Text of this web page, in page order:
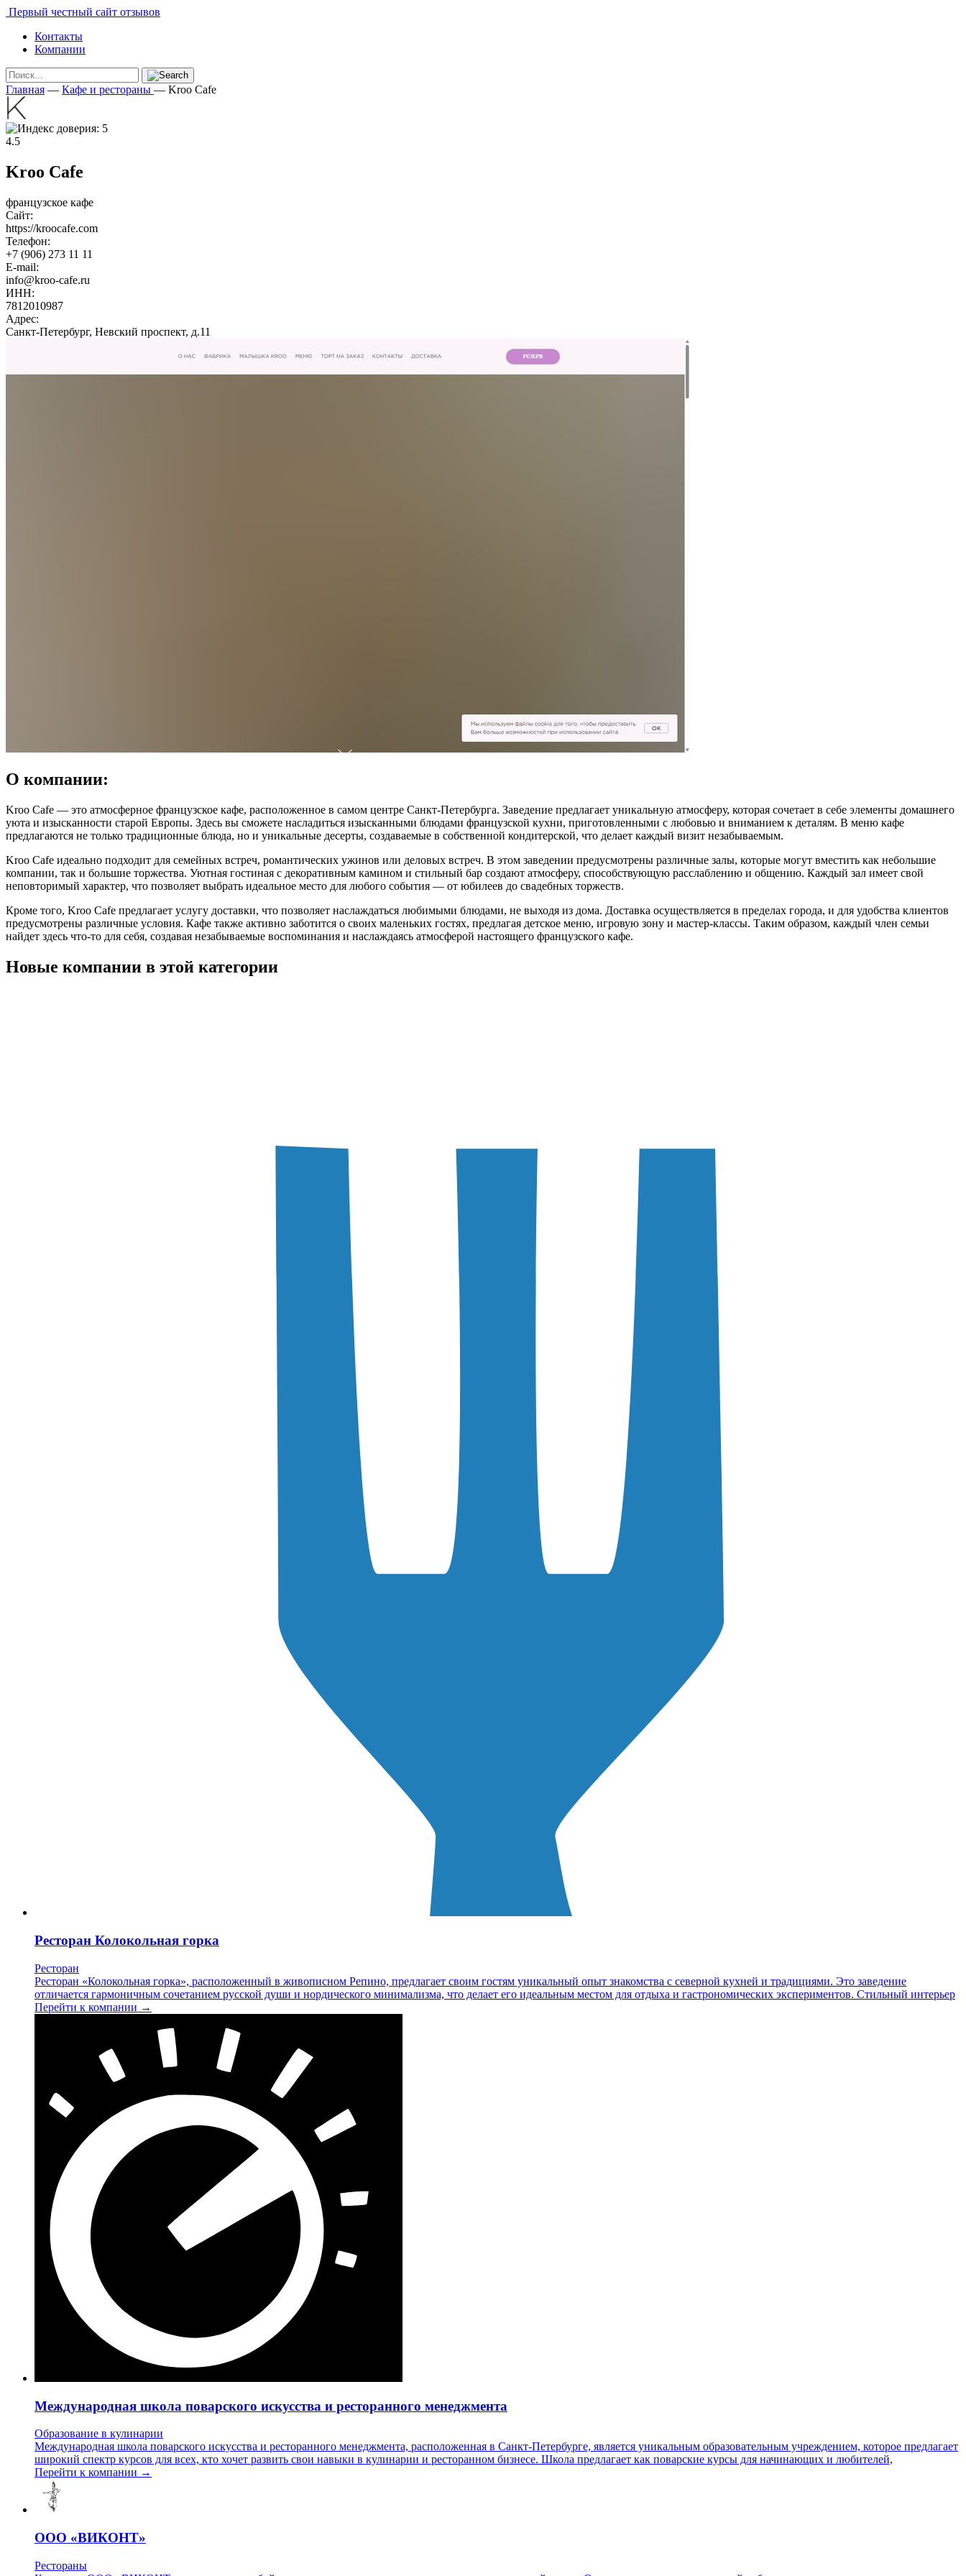
Первый честный сайт отзывов
Контакты
Компании
Главная — Кафе и рестораны — Kroo Cafe
4.5
Kroo Cafe
французское кафе
Сайт:
https://kroocafe.com
Телефон:
+7 (906) 273 11 11
E-mail:
info@kroo-cafe.ru
ИНН:
7812010987
Адрес:
Санкт-Петербург, Невский проспект, д.11
О компании:
Kroo Cafe — это атмосферное французское кафе, расположенное в самом центре Санкт-Петербурга. Заведение предлагает уникальную атмосферу, которая сочетает в себе элементы домашнего
уюта и изысканности старой Европы. Здесь вы сможете насладиться изысканными блюдами французской кухни, приготовленными с любовью и вниманием к деталям. В меню кафе
предлагаются не только традиционные блюда, но и уникальные десерты, создаваемые в собственной кондитерской, что делает каждый визит незабываемым.
Kroo Cafe идеально подходит для семейных встреч, романтических ужинов или деловых встреч. В этом заведении предусмотрены различные залы, которые могут вместить как небольшие
компании, так и большие торжества. Уютная гостиная с декоративным камином и стильный бар создают атмосферу, способствующую расслаблению и общению. Каждый зал имеет свой
неповторимый характер, что позволяет выбрать идеальное место для любого события — от юбилеев до свадебных торжеств.
Кроме того, Kroo Cafe предлагает услугу доставки, что позволяет наслаждаться любимыми блюдами, не выходя из дома. Доставка осуществляется в пределах города, и для удобства клиентов
предусмотрены различные условия. Кафе также активно заботится о своих маленьких гостях, предлагая детское меню, игровую зону и мастер-классы. Таким образом, каждый член семьи
найдет здесь что-то для себя, создавая незабываемые воспоминания и наслаждаясь атмосферой настоящего французского кафе.
Новые компании в этой категории
Ресторан Колокольная горка
Ресторан
Ресторан «Колокольная горка», расположенный в живописном Репино, предлагает своим гостям уникальный опыт знакомства с северной кухней и традициями. Это заведение
отличается гармоничным сочетанием русской души и нордического минимализма, что делает его идеальным местом для отдыха и гастрономических экспериментов. Стильный интерьер
Перейти к компании →
Международная школа поварского искусства и ресторанного менеджмента
Образование в кулинарии
Международная школа поварского искусства и ресторанного менеджмента, расположенная в Санкт-Петербурге, является уникальным образовательным учреждением, которое предлагает
широкий спектр курсов для всех, кто хочет развить свои навыки в кулинарии и ресторанном бизнесе. Школа предлагает как поварские курсы для начинающих и любителей,
Перейти к компании →
ООО «ВИКОНТ»
Рестораны